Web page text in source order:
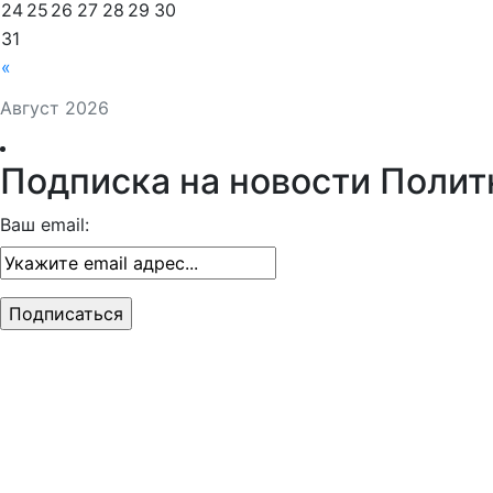
Август 2026
«
24 25 26 27 28 29 30
31
Подписка на новости
Ваш email: